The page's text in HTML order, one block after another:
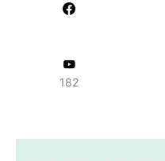
182